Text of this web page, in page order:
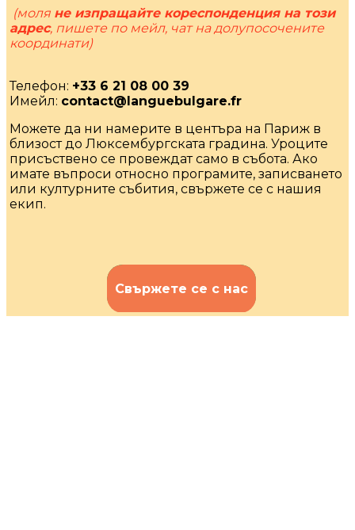
(моля не изпращайте кореспонденция на този
адрес, пишете по мейл, чат на долупосочените
координати)
Телефон: +33 6 21 08 00 39
Имейл: contact@languebulgare.fr
Можете да ни намерите в центъра на Париж в
близост до Люксембургската градина. Уроците
присъствено се провеждат само в събота. Ако
имате въпроси относно програмите, записването
или културните събития, свържете се с нашия
екип.
Свържете се с нас